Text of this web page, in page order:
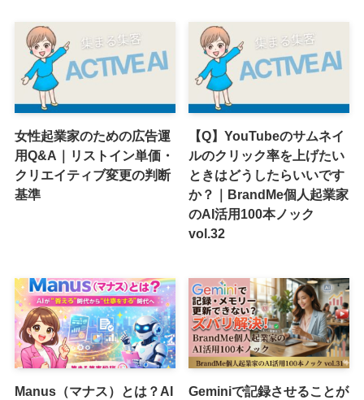
女性起業家のための広告運
用Q&A｜リストイン単価・
クリエイティブ変更の判断
基準
【Q】YouTubeのサムネイ
ルのクリック率を上げたい
ときはどうしたらいいです
か？｜BrandMe個人起業家
のAI活用100本ノック
vol.32
Manus（マナス）とは？AI
Geminiで記録させることが